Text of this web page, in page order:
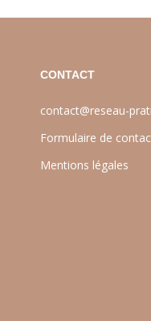
CONTACT
contact@reseau-
Formulaire de
Mentions légales